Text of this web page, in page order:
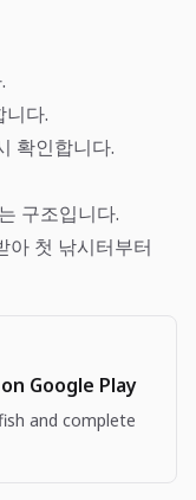
다.
확인합니다.
구조입니다.
첫 낚시터부터
Google Play
and complete